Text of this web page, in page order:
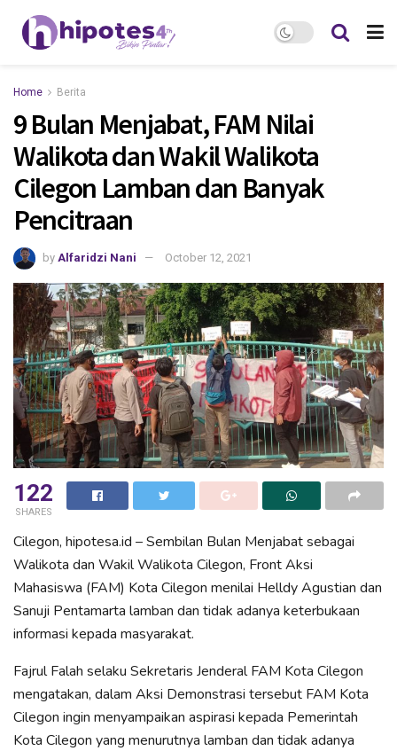
Home Berita
9 Bulan Menjabat, FAM Nilai
Walikota dan Wakil Walikota
Cilegon Lamban dan Banyak
Pencitraan
by Alfaridzi Nani October 12, 2021
122
SHARES
Cilegon, hipotesa.id – Sembilan Bulan Menjabat sebagai
Walikota dan Wakil Walikota Cilegon, Front Aksi
Mahasiswa (FAM) Kota Cilegon menilai Helldy Agustian dan
Sanuji Pentamarta lamban dan tidak adanya keterbukaan
informasi kepada masyarakat.
Fajrul Falah selaku Sekretaris Jenderal FAM Kota Cilegon
mengatakan, dalam Aksi Demonstrasi tersebut FAM Kota
Cilegon ingin menyampaikan aspirasi kepada Pemerintah
Kota Cilegon yang menurutnya lamban dan tidak adanya